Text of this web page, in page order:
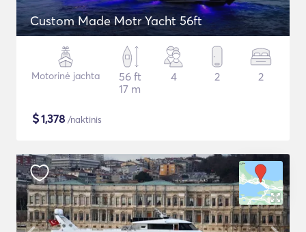
Custom Made Motr Yacht 56ft
Motorinė jachta
56 ft
17 m
4 2 2
$1,378 /naktinis